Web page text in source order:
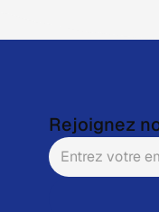
Rejoignez